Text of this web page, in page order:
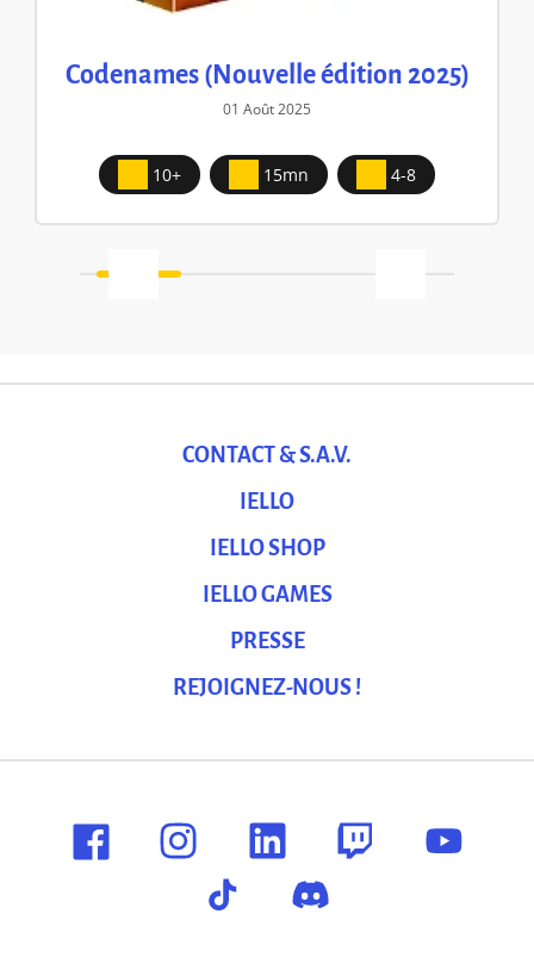
Codenames (Nouvelle édition 2025)
01 Août 2025
10+ 15mn 4-8
CONTACT & S.A.V.
IELLO
IELLO SHOP
IELLO GAMES
PRESSE
REJOIGNEZ-NOUS !